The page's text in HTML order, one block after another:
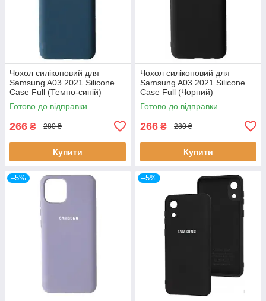
Чохол силіконовий для
Samsung A03 2021 Silicone
Case Full (Темно-синій)
Готово до відправки
266 ₴ 280 ₴
Купити
Чохол силіконовий для
Samsung A03 2021 Silicone
Case Full (Чорний)
Готово до відправки
266 ₴ 280 ₴
Купити
–5% –5%